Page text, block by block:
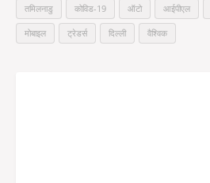
तमिलनाडु कोविड-19 ऑटो आईपीएल
मोबाइल ट्रेडर्स दिल्ली वैश्विक